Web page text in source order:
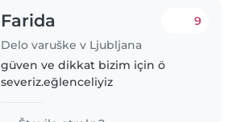
Farida
Delo varuške v Ljubljana
9
güven ve dikkat bizim için ö
severiz.eğlenceliyiz